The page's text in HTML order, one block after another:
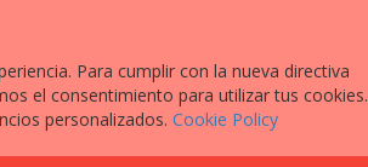
MOLLET
Para cumplir con la nueva directiva
el consentimiento para utilizar tus cookies.
personalizados. Cookie Policy